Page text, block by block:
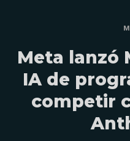
Meta lanzó
IA de
competir